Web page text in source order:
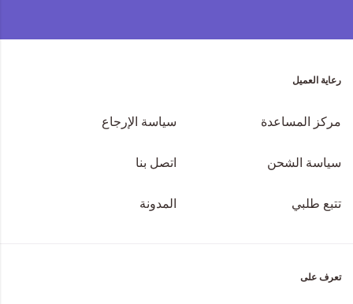
رعاية العميل
مركز المساعدة سياسة الإرجاع
سياسة الشحن اتصل بنا
تتبع طلبي المدونة
تعرف على